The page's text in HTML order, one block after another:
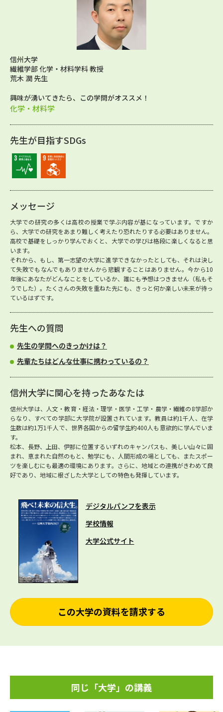
信州大学
繊維学部 化学・材料学科 教授
荒木 潤 先生
興味が湧いてきたら、この学問がオススメ！
化学・材料学
先生が目指すSDGs
メッセージ
大学での研究の多くは高校の授業で学ぶ内容が基になっています。ですか
ら、大学での研究をあまり難しく考えたり恐れたりする必要はありません。
高校で基礎をしっかり学んでおくと、大学での学びは格段に楽しくなると思
います。
それから、もし、第一志望の大学に進学できなかったとしても、それは決し
て失敗でもなんでもありませんから悲観することはありません。今から10
年後にあなたがどんなことをしているか、誰にも予想はつきません（私もそ
うでした）。たくさんの失敗を重ねた先にも、きっと何か楽しい未来が待っ
ているはずです。
先生への質問
先生の学問へのきっかけは？
先輩たちはどんな仕事に携わっているの？
信州大学に関心を持ったあなたは
信州大学は、人文・教育・経法・理学・医学・工学・農学・繊維の8学部か
らなり、すべての学部に大学院が設置されています。教員は約1千人、在学
生数は約1万1千人で、世界各国からの留学生約400人も意欲的に学んでいま
す。
松本、長野、上田、伊那に位置するいずれのキャンパスも、美しい山々に囲
まれ、恵まれた自然のもと、勉学にも、人間形成の場としても、またスポー
ツを楽しむにも最適の環境にあります。さらに、地域との連携がきわめて良
好であり、地域に根ざした大学としての特色も発揮しています。
デジタルパンフを表示
学校情報
大学公式サイト
この大学の資料を請求する
同じ「大学」の講義